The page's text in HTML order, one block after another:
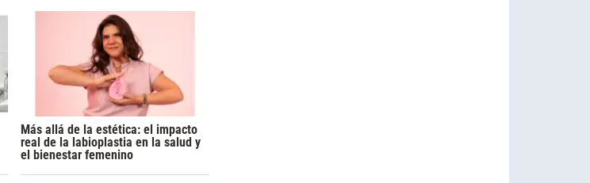
Más allá de la estética: el impacto
real de la labioplastia en la salud y
el bienestar femenino